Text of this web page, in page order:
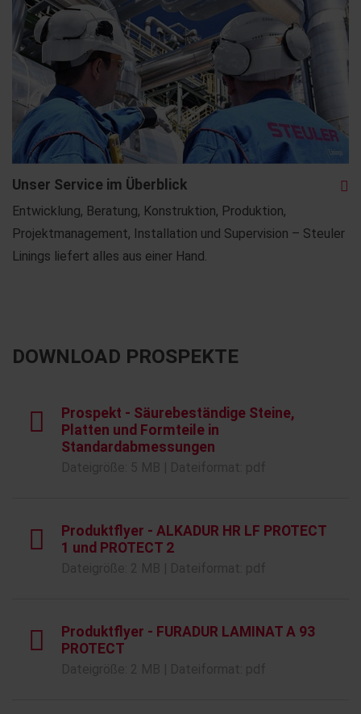
Unser Service im Überblick
Entwicklung, Beratung, Konstruktion, Produktion,
Projektmanagement, Installation und Supervision – Steuler
Linings liefert alles aus einer Hand.
DOWNLOAD PROSPEKTE
Prospekt - Säurebeständige Steine,
Platten und Formteile in
Standardabmessungen
Produktflyer - ALKADUR HR LF PROTECT
1 und PROTECT 2
Produktflyer - FURADUR LAMINAT A 93
PROTECT